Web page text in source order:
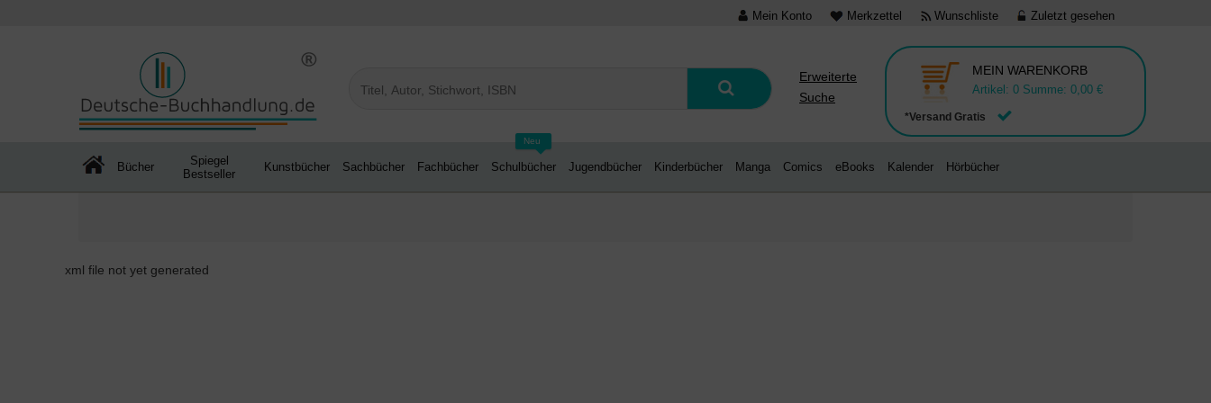
Mein Konto Merkzettel Wunschliste Zuletzt gesehen
Erweiterte
Suche
*Versand Gratis
MEIN WARENKORB
Artikel: 0 Summe: 0,00 €
Bücher
Spiegel
Bestseller
Kunstbücher Sachbücher Fachbücher
Neu
Schulbücher Jugendbücher Kinderbücher Manga Comics eBooks Kalender Hörbücher
xml file not yet generated